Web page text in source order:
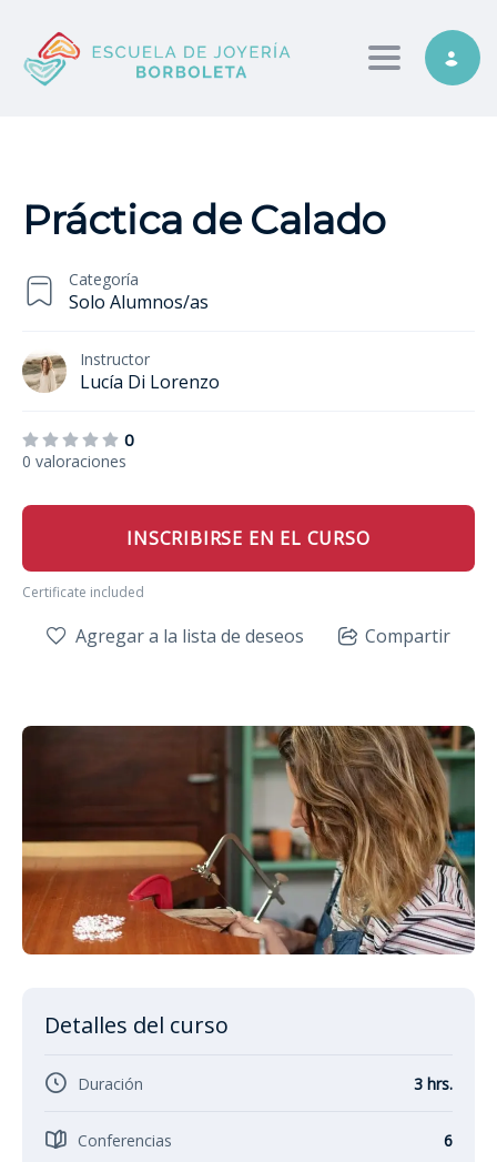
Toggle
Categoría
Solo Alumnos/as
Instructor
Lucía Di Lorenzo
0
0 valoraciones
Práctica de Calado
INSCRIBIRSE EN EL CURSO
Certificate included
Agregar a la lista de deseos Compartir
Detalles del curso
Duración 3 hrs.
Conferencias 6